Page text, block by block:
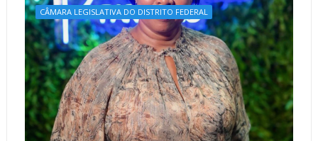
CÂMARA LEGISLATIVA DO DISTRITO FEDERAL